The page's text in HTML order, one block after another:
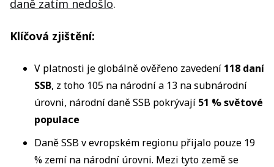
daně zatím nedošlo.
Klíčová zjištění:
V platnosti je globálně ověřeno zavedení 118 daní
SSB, z toho 105 na národní a 13 na subnárodní
úrovni, národní daně SSB pokrývají 51 % světové
populace
Daně SSB v evropském regionu přijalo pouze 19
% zemí na národní úrovni. Mezi tyto země se